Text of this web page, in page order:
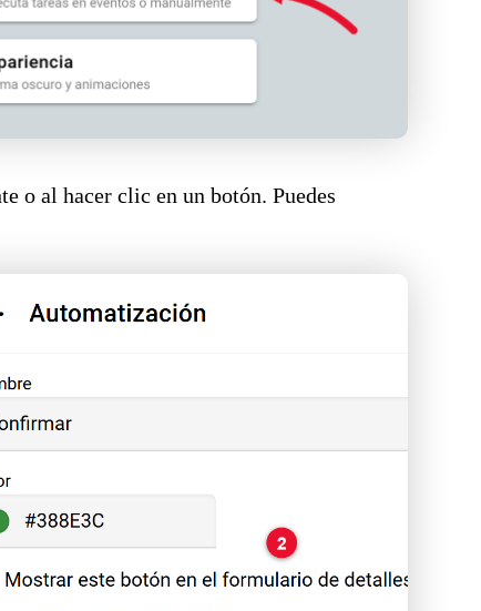
o al hacer clic en un botón. Puedes